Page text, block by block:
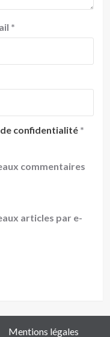
*
confidentialité *
commentaires
articles par e-
Mentions légales